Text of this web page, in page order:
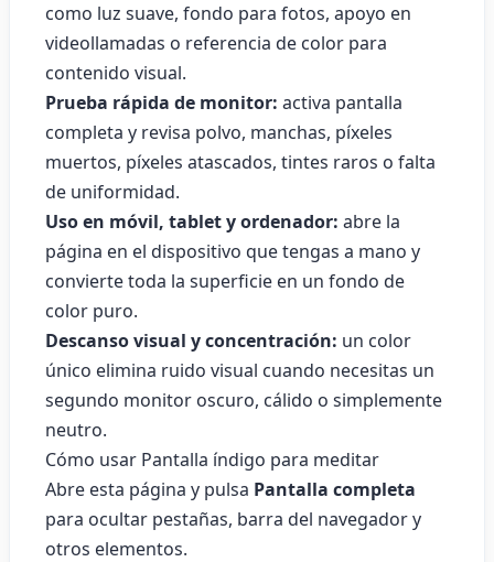
como luz suave, fondo para fotos, apoyo en
videollamadas o referencia de color para
contenido visual.
Prueba rápida de monitor: activa pantalla
completa y revisa polvo, manchas, píxeles
muertos, píxeles atascados, tintes raros o falta
de uniformidad.
Uso en móvil, tablet y ordenador: abre la
página en el dispositivo que tengas a mano y
convierte toda la superficie en un fondo de
color puro.
Descanso visual y concentración: un color
único elimina ruido visual cuando necesitas un
segundo monitor oscuro, cálido o simplemente
neutro.
Cómo usar Pantalla índigo para meditar
Abre esta página y pulsa Pantalla completa
para ocultar pestañas, barra del navegador y
otros elementos.